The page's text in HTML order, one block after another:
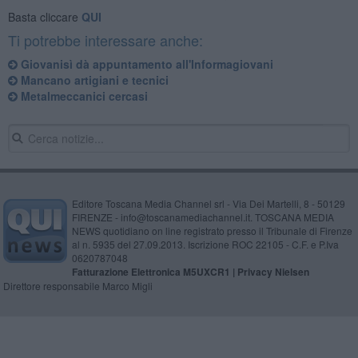
Basta cliccare QUI
Ti potrebbe interessare anche:
Giovanisì dà appuntamento all'Informagiovani
Mancano artigiani e tecnici
Metalmeccanici cercasi
Editore Toscana Media Channel srl - Via Dei Martelli, 8 - 50129
FIRENZE - info@toscanamediachannel.it. TOSCANA MEDIA
NEWS quotidiano on line registrato presso il Tribunale di Firenze
al n. 5935 del 27.09.2013. Iscrizione ROC 22105 - C.F. e P.Iva
0620787048
Fatturazione Elettronica M5UXCR1 | Privacy Nielsen
Direttore responsabile Marco Migli